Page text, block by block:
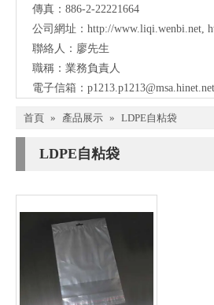
傳真：886-2-22221664
公司網址： http://www.liqi.wenbi.net
聯絡人：廖先生
職稱：業務負責人
電子信箱： p1213.p1213@msa.hinet.net
首頁 » 產品展示 » LDPE自粘袋
LDPE自粘袋